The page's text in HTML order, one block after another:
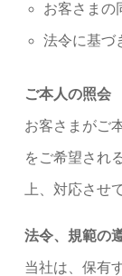
お客さまの
法令に基づ
ご本人の照会
お客さまがご
をご希望され
上、対応させ
法令、規範の
当社は、保有